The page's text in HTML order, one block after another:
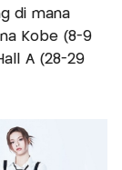
di mana
Kobe (8-9
A (28-29